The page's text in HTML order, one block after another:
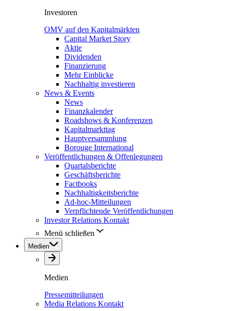
Investoren
OMV auf den Kapitalmärkten
Capital Market Story
Aktie
Dividenden
Finanzierung
Mehr Einblicke
Nachhaltig investieren
News & Events
News
Finanzkalender
Roadshows & Konferenzen
Kapitalmarkttag
Hauptversammlung
Borouge International
Veröffentlichungen & Offenlegungen
Quartalsberichte
Geschäftsberichte
Factbooks
Nachhaltigkeitsberichte
Ad-hoc-Mitteilungen
Verpflichtende Veröffentlichungen
Investor Relations Kontakt
Menü schließen
Medien
Medien
Pressemitteilungen
Media Relations Kontakt